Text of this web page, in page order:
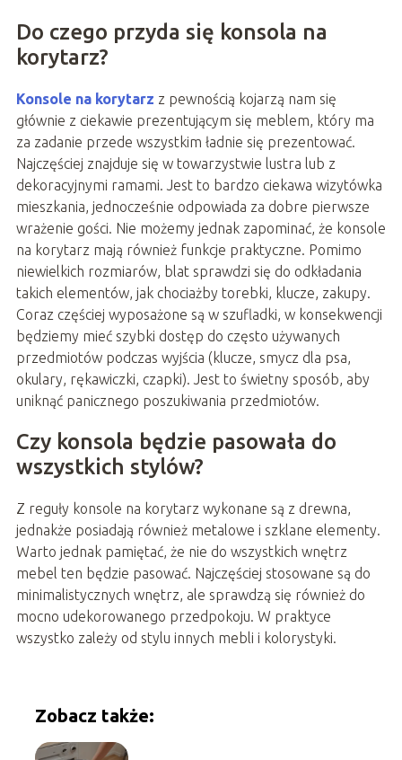
Do czego przyda się konsola na
korytarz?
Konsole na korytarz z pewnością kojarzą nam się
głównie z ciekawie prezentującym się meblem, który ma
za zadanie przede wszystkim ładnie się prezentować.
Najczęściej znajduje się w towarzystwie lustra lub z
dekoracyjnymi ramami. Jest to bardzo ciekawa wizytówka
mieszkania, jednocześnie odpowiada za dobre pierwsze
wrażenie gości. Nie możemy jednak zapominać, że konsole
na korytarz mają również funkcje praktyczne. Pomimo
niewielkich rozmiarów, blat sprawdzi się do odkładania
takich elementów, jak chociażby torebki, klucze, zakupy.
Coraz częściej wyposażone są w szufladki, w konsekwencji
będziemy mieć szybki dostęp do często używanych
przedmiotów podczas wyjścia (klucze, smycz dla psa,
okulary, rękawiczki, czapki). Jest to świetny sposób, aby
uniknąć panicznego poszukiwania przedmiotów.
Czy konsola będzie pasowała do
wszystkich stylów?
Z reguły konsole na korytarz wykonane są z drewna,
jednakże posiadają również metalowe i szklane elementy.
Warto jednak pamiętać, że nie do wszystkich wnętrz
mebel ten będzie pasować. Najczęściej stosowane są do
minimalistycznych wnętrz, ale sprawdzą się również do
mocno udekorowanego przedpokoju. W praktyce
wszystko zależy od stylu innych mebli i kolorystyki.
Zobacz także: